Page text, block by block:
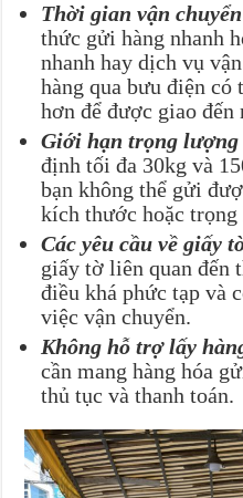
Thời gian vận
thức gửi hàng nhanh
nhanh hay dịch vụ
hàng qua bưu điện
hơn để được giao đến
Giới hạn trọng
định tối đa 30kg và
bạn không thể gửi
kích thước hoặc
Các yêu cầu về giấy
giấy tờ liên quan đến
điều khá phức tạp và
việc vận chuyển.
Không hỗ trợ lấy
cần mang hàng hóa
thủ tục và thanh toán.